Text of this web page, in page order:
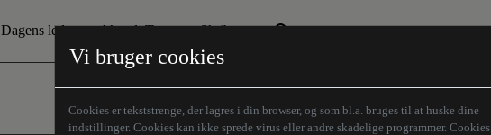
Vi bruger cookies
Cookies er tekststrenge, der lagres i din browser, og som bl.a. bruges til at huske dine
indstillinger. Cookies kan ikke sprede virus eller andre skadelige programmer. Cookies
Dagens leder Aktuelt Tema
Den borgelige brille
Humaniora forfra
Skribenter
Z-aksen